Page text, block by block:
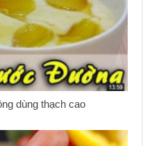
dùng thạch cao